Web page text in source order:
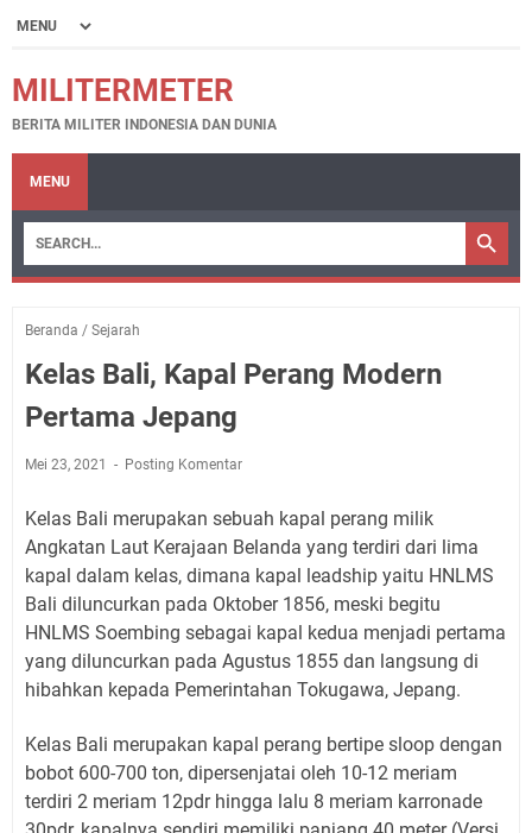
MILITERMETER
BERITA MILITER INDONESIA DAN DUNIA
MENU
Beranda / Sejarah
Kelas Bali, Kapal Perang Modern
Pertama Jepang
Mei 23, 2021 Posting Komentar
Kelas Bali merupakan sebuah kapal perang milik
Angkatan Laut Kerajaan Belanda yang terdiri dari lima
kapal dalam kelas, dimana kapal leadship yaitu HNLMS
Bali diluncurkan pada Oktober 1856, meski begitu
HNLMS Soembing sebagai kapal kedua menjadi pertama
yang diluncurkan pada Agustus 1855 dan langsung di
hibahkan kepada Pemerintahan Tokugawa, Jepang.
Kelas Bali merupakan kapal perang bertipe sloop dengan
bobot 600-700 ton, dipersenjatai oleh 10-12 meriam
terdiri 2 meriam 12pdr hingga lalu 8 meriam karronade